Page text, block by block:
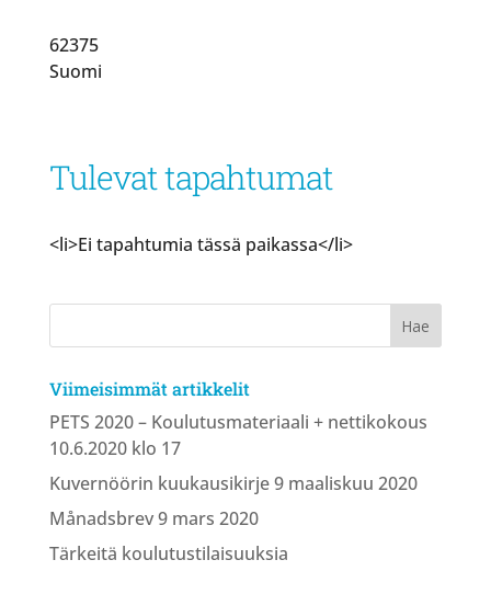
62375
Suomi
Tulevat tapahtumat
<li>Ei tapahtumia tässä paikassa</li>
Viimeisimmät artikkelit
PETS 2020 – Koulutusmateriaali + nettikokous
10.6.2020 klo 17
Kuvernöörin kuukausikirje 9 maaliskuu 2020
Månadsbrev 9 mars 2020
Tärkeitä koulutustilaisuuksia